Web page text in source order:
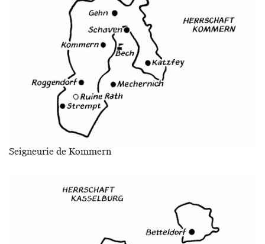
Seigneurie de Kommern